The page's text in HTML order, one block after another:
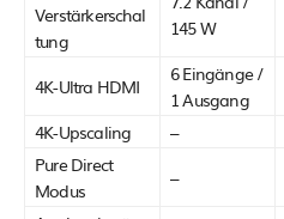
Verstärkerschal
tung
145 W
4K-Ultra HDMI
6 Eingänge /
1 Ausgang
4K-Upscaling
–
Pure Direct
Modus
–